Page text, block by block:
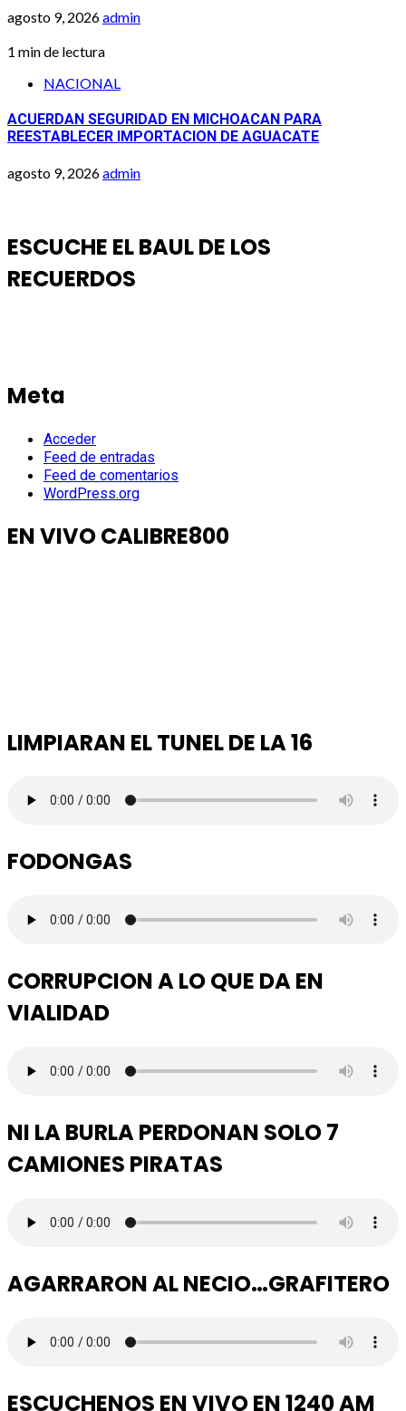
agosto 9, 2026admin
1 min de lectura
NACIONAL
ACUERDAN SEGURIDAD EN MICHOACAN PARA
REESTABLECER IMPORTACION DE AGUACATE
agosto 9, 2026admin
ESCUCHE EL BAUL DE LOS
RECUERDOS
Meta
Acceder
Feed de entradas
Feed de comentarios
WordPress.org
EN VIVO CALIBRE800
LIMPIARAN EL TUNEL DE LA 16
FODONGAS
CORRUPCION A LO QUE DA EN
VIALIDAD
NI LA BURLA PERDONAN SOLO 7
CAMIONES PIRATAS
AGARRARON AL NECIO…GRAFITERO
ESCUCHENOS EN VIVO EN 1240 AM